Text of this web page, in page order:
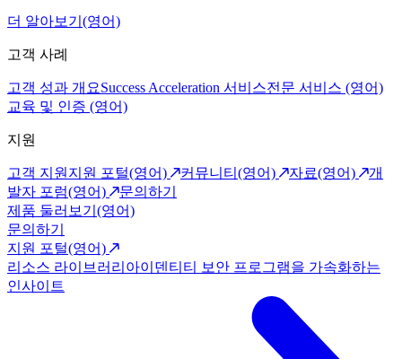
더 알아보기(영어)
고객 사례
고객 성과 개요Success Acceleration 서비스전문 서비스 (영어)
교육 및 인증 (영어)
지원
고객 지원 지원 포털(영어) 커뮤니티(영어) 자료(영어)
개
발자 포럼(영어)
문의하기
제품 둘러보기(영어)
문의하기
지원 포털(영어)
리소스 라이브러리 아이덴티티 보안 프로그램을 가속화하는
인사이트